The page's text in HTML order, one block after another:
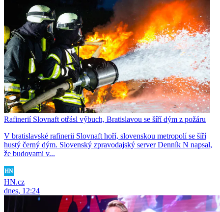
Rafinerií Slovnaft otřásl výbuch, Bratislavou se šíří dým z požáru
V bratislavské rafinerii Slovnaft hoří, slovenskou metropolí se šíří
hustý černý dým. Slovenský zpravodajský server Denník N napsal,
že budovami v...
HN.cz
dnes, 12:24